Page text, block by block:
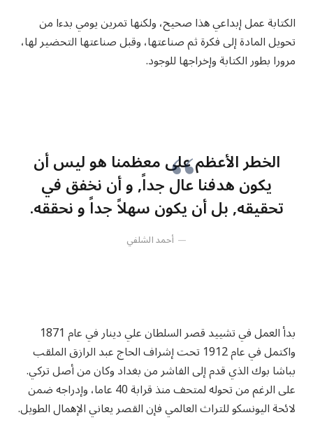
الكتابة عمل إبداعي هذا صحيح، ولكنها تمرين يومي بدءا من
تحويل المادة إلى فكرة ثم صناعتها، وقبل صناعتها التحضير لها،
مرورا بطور الكتابة وإخراجها للوجود.
الخطر الأعظم على معظمنا هو ليس أن
يكون هدفنا عال جداً, و أن نخفق في
تحقيقه, بل أن يكون سهلاً جداً و نحققه.
أحمد الشلفي
بدأ العمل في تشييد قصر السلطان علي دينار في عام 1871
واكتمل في عام 1912 تحت إشراف الحاج عبد الرازق الملقب
بباشا بوك الذي قدم إلى الفاشر من بغداد وكان من أصل تركي.
على الرغم من تحوله لمتحف منذ قرابة 40 عاما، وإدراجه ضمن
لائحة اليونسكو للتراث العالمي فإن القصر يعاني الإهمال الطويل.